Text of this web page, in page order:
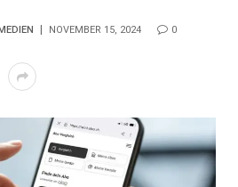
NOVEMBER 15, 2024 0